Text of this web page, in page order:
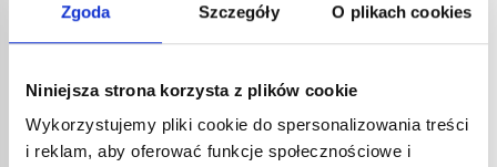
Zgoda Szczegóły O plikach cookies
Niniejsza strona korzysta z plików cookie
Wykorzystujemy pliki cookie do spersonalizowania treści
i reklam, aby oferować funkcje społecznościowe i
LANCA DO LUTOWANIA 4642